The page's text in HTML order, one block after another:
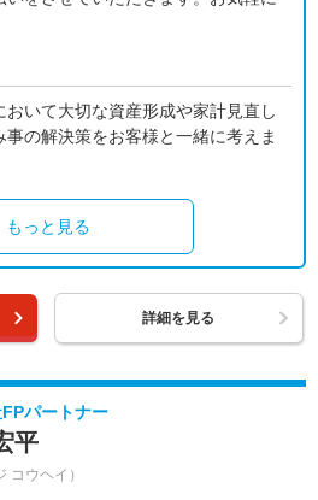
いて大切な資産形成や家計見直し
の解決策をお客様と一緒に考えま
もっと見る
詳細を見る
パートナー
平
コウヘイ）